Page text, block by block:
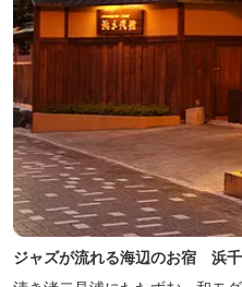
ジャズが流れる海辺のお宿 浜